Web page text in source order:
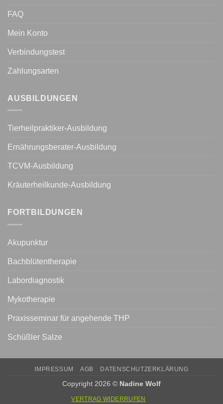
FAQ
Mein Konto
Verbindungstest
Zahlungsarten
AUSBILDUNGEN
Tierheilpraktiker-Ausbildung
Ernährungsberater-Ausbildung
TCVM-Ausbildung
Kräuterheilkunde-Ausbildung
FORTBILDUNGEN
Akupunktur
Bachblütentherapie
Labordiagnostik
Mykotherapie
Praxisseminar für angehende THP
Schüßler Salze
IMPRESSUM AGB DATENSCHUTZERKLÄRUNG
Copyright 2026 © Nadine Wolf
VERTRAG WIDERRUFEN